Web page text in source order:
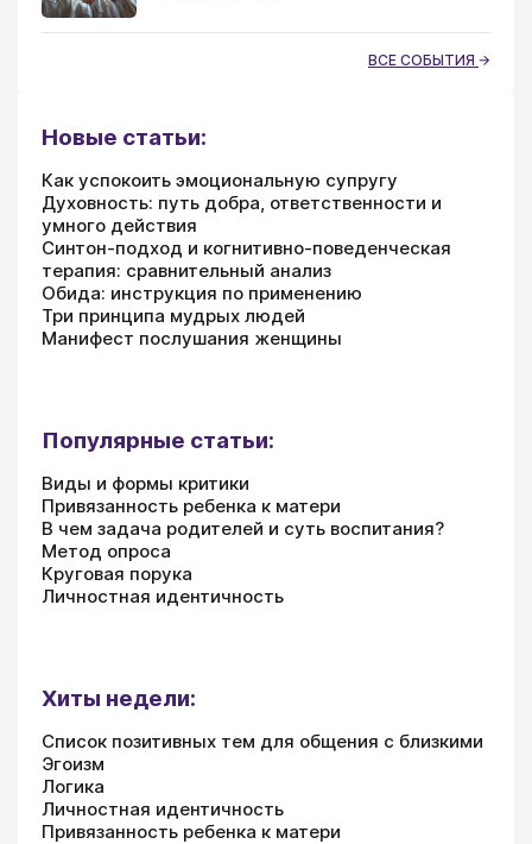
ВСЕ СОБЫТИЯ
Новые статьи:
Как успокоить эмоциональную супругу
Духовность: путь добра, ответственности и
умного действия
Синтон-подход и когнитивно-поведенческая
терапия: сравнительный анализ
Обида: инструкция по применению
Три принципа мудрых людей
Манифест послушания женщины
Популярные статьи:
Виды и формы критики
Привязанность ребенка к матери
В чем задача родителей и суть воспитания?
Метод опроса
Круговая порука
Личностная идентичность
Хиты недели:
Список позитивных тем для общения с близкими
Эгоизм
Логика
Личностная идентичность
Привязанность ребенка к матери